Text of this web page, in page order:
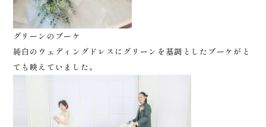
グリーンのブーケ
純白のウェディングドレスにグリーンを基調としたブーケがと
ても映えていました。